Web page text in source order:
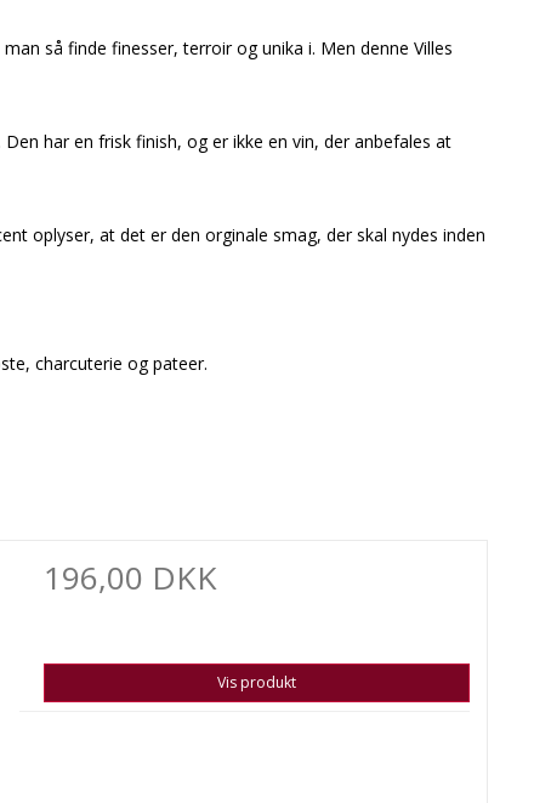
så finde finesser, terroir og unika i. Men denne Villes
har en frisk finish, og er ikke en vin, der anbefales at
oplyser, at det er den orginale smag, der skal nydes inden
charcuterie og pateer.
196,00 DKK
Vis produkt